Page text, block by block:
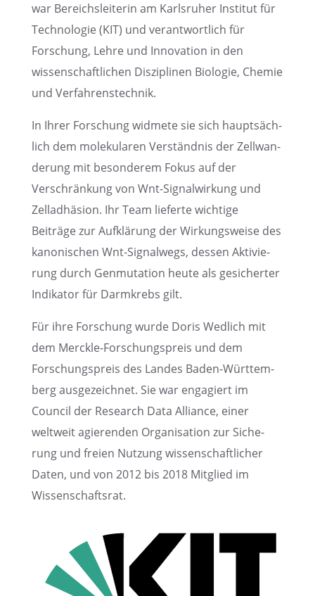
war Bereichs­lei­te­rin am Karls­ru­her Insti­tut für
Techno­lo­gie (KIT) und verant­wort­lich für
Forschung, Lehre und Innova­tion in den
wissen­schaft­li­chen Diszi­pli­nen Biolo­gie, Chemie
und Verfahrenstechnik.
In Ihrer Forschung widmete sie sich haupt­säch­
lich dem moleku­la­ren Verständ­nis der Zellwan­
de­rung mit beson­de­rem Fokus auf der
Verschrän­kung von Wnt-Signal­wir­kung und
Zellad­hä­sion. Ihr Team lieferte wichtige
Beiträge zur Aufklä­rung der Wirkungs­weise des
kanoni­schen Wnt-Signal­wegs, dessen Aktivie­
rung durch Genmu­ta­tion heute als gesicher­ter
Indika­tor für Darmkrebs gilt.
Für ihre Forschung wurde Doris Wedlich mit
dem Merckle-Forschungs­preis und dem
Forschungs­preis des Landes Baden-Württem­
berg ausge­zeich­net. Sie war engagiert im
Council der Research Data Alliance, einer
weltweit agieren­den Organi­sa­tion zur Siche­
rung und freien Nutzung wissen­schaft­li­cher
Daten, und von 2012 bis 2018 Mitglied im
Wissenschaftsrat.